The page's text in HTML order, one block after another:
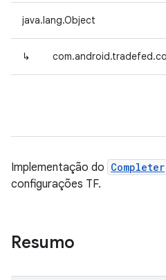
java.lang.Object
↳
Implementação do Completer
configurações TF.
Resumo